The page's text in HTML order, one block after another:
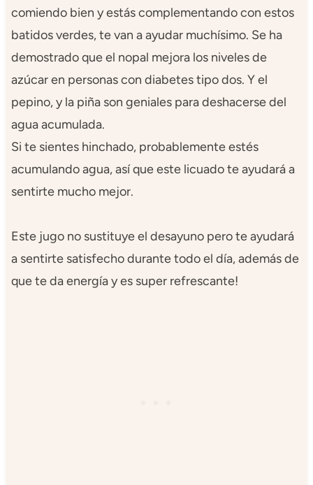
comiendo bien y estás complementando con estos
batidos verdes, te van a ayudar muchísimo. Se ha
demostrado que el nopal mejora los niveles de
azúcar en personas con diabetes tipo dos. Y el
pepino, y la piña son geniales para deshacerse del
agua acumulada.
Si te sientes hinchado, probablemente estés
acumulando agua, así que este licuado te ayudará a
sentirte mucho mejor.
Este jugo no sustituye el desayuno pero te ayudará
a sentirte satisfecho durante todo el día, además de
que te da energía y es super refrescante!